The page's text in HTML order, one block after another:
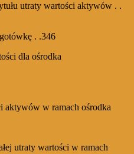
utraty wartości aktywów . .
. .346
dla ośrodka
aktywów w ramach ośrodka
utraty wartości w ramach